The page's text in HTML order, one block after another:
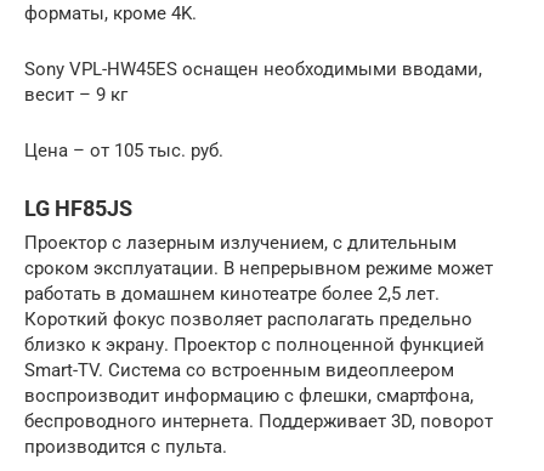
форматы, кроме 4K.
Sony VPL-HW45ES оснащен необходимыми вводами,
весит – 9 кг
Цена – от 105 тыс. руб.
LG HF85JS
Проектор с лазерным излучением, с длительным
сроком эксплуатации. В непрерывном режиме может
работать в домашнем кинотеатре более 2,5 лет.
Короткий фокус позволяет располагать предельно
близко к экрану. Проектор с полноценной функцией
Smart-TV. Система со встроенным видеоплеером
воспроизводит информацию с флешки, смартфона,
беспроводного интернета. Поддерживает 3D, поворот
производится с пульта.